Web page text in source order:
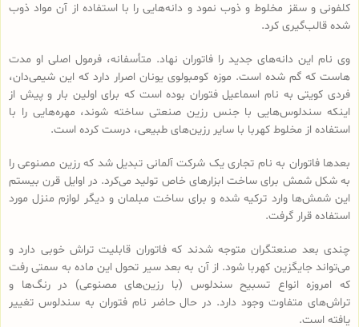
کلفونی و سقز مخلوط و ذوب نمود و دانه‌هایی را با استفاده از آن مواد ذوب
شده قالب‌گیری کرد.
وی نام این دانه‌های جدید را فاتوران نهاد. متأسفانه، فرمول اصلی او مدت
هاست که گم شده است. موزه کومبولوی یونان اصرار دارد که این شیمی‌دان،
فردی کویتی به نام اسماعیل فتوران بوده است که برای اولین بار و پیش از
اینکه سندلوس‌هایی با جنس رزین صنعتی ساخته شوند، مهره‌هایی را با
استفاده از مخلوط کهربا با سایر رزین‌های طبیعی، درست کرده است.
بعدها فاتوران به نام تجاری یک شرکت آلمانی تبدیل شد که رزین مصنوعی را
به شکل شمش برای ساخت ابزارهای خاص تولید می‌کرد. در اوایل قرن بیستم
این شمش‌ها وارد ترکیه شده و برای ساخت مبلمان و دیگر لوازم منزل مورد
استفاده قرار گرفت.
چندی بعد صنعتگران متوجه شدند که فاتوران قابلیت تراش خوبی دارد و
می‌تواند جایگزین کهربا شود. از آن به بعد سیر تحول این ماده به سمتی رفت
که امروزه انواع تسبیح‌ سندلوس (با رزین‌های مصنوعی) در رنگ‌ها و
تراش‌های متفاوت وجود دارد. در حال حاضر نام فتوران به سندلوس تغییر
یافته است.